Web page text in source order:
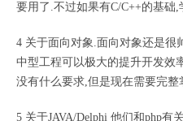
要用了.不过如果有C/C++的基础,
4 关于面向对象.面向对象还是很
中型工程可以极大的提升开发效
没有什么要求,但是现在需要完整
5 关于JAVA/Delphi 他们和php有